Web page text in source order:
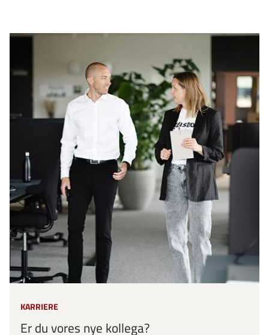
KARRIERE
Er du vores nye kollega?